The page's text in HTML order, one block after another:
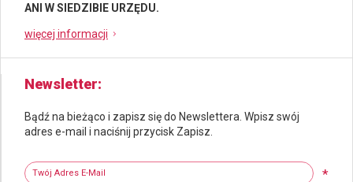
ANI W SIEDZIBIE URZĘDU.
więcej informacji
Newsletter
Bądź na bieżąco i zapisz się do Newslettera. Wpisz swój
adres e-mail i naciśnij przycisk Zapisz.
Twój adres e-mail
*